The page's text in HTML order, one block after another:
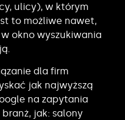
ulicy), w którym
to możliwe nawet,
okno wyszukiwania
dla firm
jak najwyższą
na zapytania
jak: salony